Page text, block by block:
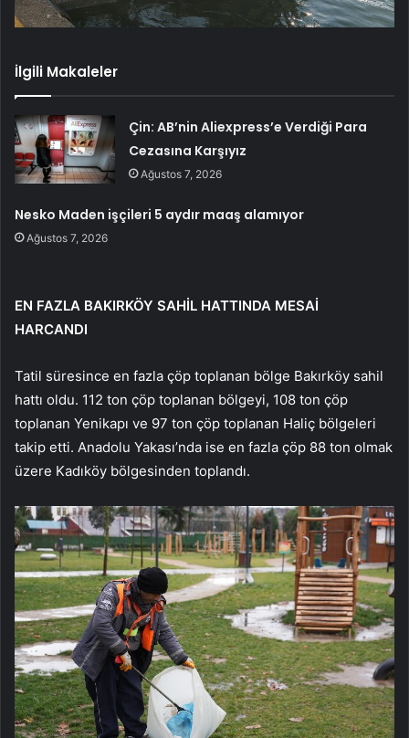
İlgili Makaleler
Çin: AB’nin Aliexpress’e Verdiği Para
Cezasına Karşıyız
Ağustos 7, 2026
Nesko Maden işçileri 5 aydır maaş alamıyor
Ağustos 7, 2026
EN FAZLA BAKIRKÖY SAHİL HATTINDA MESAİ
HARCANDI
Tatil süresince en fazla çöp toplanan bölge Bakırköy sahil
hattı oldu. 112 ton çöp toplanan bölgeyi, 108 ton çöp
toplanan Yenikapı ve 97 ton çöp toplanan Haliç bölgeleri
takip etti. Anadolu Yakası’nda ise en fazla çöp 88 ton olmak
üzere Kadıköy bölgesinden toplandı.